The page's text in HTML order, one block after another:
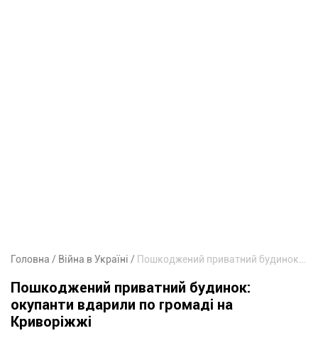
Головна Війна в Україні
Пошкоджений приватний будинок:
окупанти вдарили по громаді на
Криворіжжі